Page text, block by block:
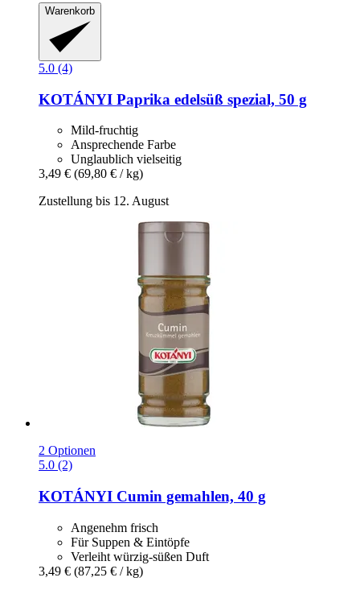
Warenkorb
5.0 (4)
KOTÁNYI Paprika edelsüß spezial, 50 g
Mild-fruchtig
Ansprechende Farbe
Unglaublich vielseitig
3,49 € (69,80 € / kg)
Zustellung bis 12. August
2 Optionen
5.0 (2)
KOTÁNYI Cumin gemahlen, 40 g
Angenehm frisch
Für Suppen & Eintöpfe
Verleiht würzig-süßen Duft
3,49 € (87,25 € / kg)